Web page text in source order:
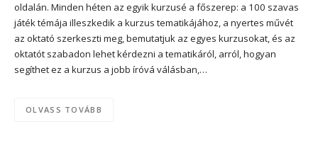
oldalán. Minden héten az egyik kurzusé a főszerep: a 100 szavas
játék témája illeszkedik a kurzus tematikájához, a nyertes művét
az oktató szerkeszti meg, bemutatjuk az egyes kurzusokat, és az
oktatót szabadon lehet kérdezni a tematikáról, arról, hogyan
segíthet ez a kurzus a jobb íróvá válásban,…
OLVASS TOVÁBB